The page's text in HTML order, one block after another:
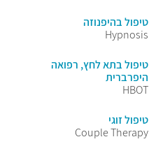
טיפול בהיפנוזה
Hypnosis
טיפול בתא לחץ, רפואה
היפרברית
HBOT
טיפול זוגי
Couple Therapy